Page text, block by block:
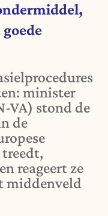
minister
VA) stond de
de
reageert ze
middenveld